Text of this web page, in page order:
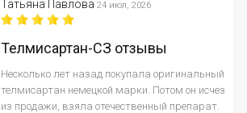
Татьяна Павлова 24 июл, 2026
Телмисартан-СЗ отзывы
Несколько лет назад покупала оригинальный
телмисартан немецкой марки. Потом он исчез
из продажи, взяла отечественный препарат.